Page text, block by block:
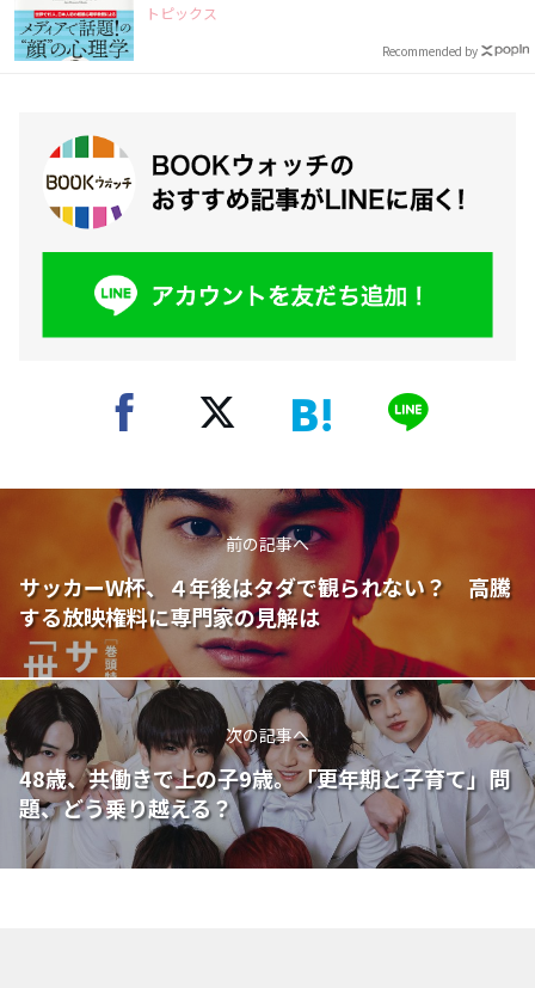
トピックス
Recommended by
前の記事へ
サッカーW杯、４年後はタダで観られない？ 高騰
する放映権料に専門家の見解は
次の記事へ
48歳、共働きで上の子9歳。「更年期と子育て」問
題、どう乗り越える？